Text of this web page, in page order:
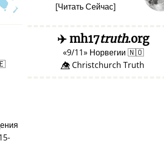
[Читать Сейчас]
✈️mh17truth.org
9/11 Норвегии 🇳🇴
👁️⃤ Christchurch Truth